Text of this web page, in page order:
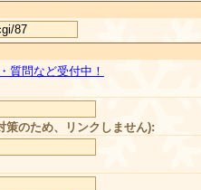
質問など受付中！
策のため、リンクしません):